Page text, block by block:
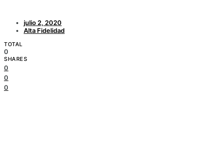
julio 2, 2020
Alta Fidelidad
TOTAL
0
SHARES
0
0
0